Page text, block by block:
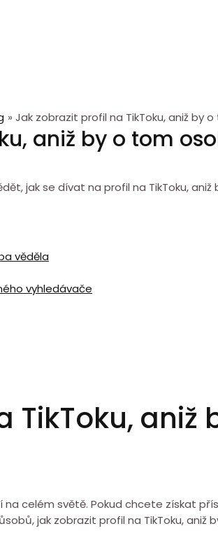
Jak zobrazit profil na TikToku, aniž by
aniž by o tom
jak se dívat na profil na TikToku,
věděla
vyhledávače
TikToku, aniž
celém světě. Pokud chcete získat
jak zobrazit profil na TikToku,